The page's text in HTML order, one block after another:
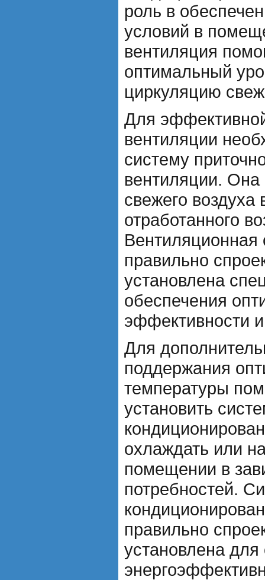
роль в
условий в
вентиляция
оптимальный
циркуляцию
Для
вентиляции
систему
вентиляции. Она
свежего
отработанного
правильно
установлена
обеспечения
эффективности
Для
поддержания
температуры
установить
охлаждать или
помещении в
потребностей.
правильно
установлена